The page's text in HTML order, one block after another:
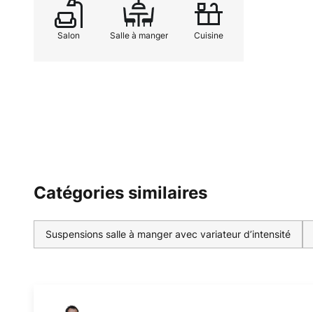
Salon Salle à manger Cuisine
Catégories similaires
Suspensions salle à manger avec variateur d’intensité